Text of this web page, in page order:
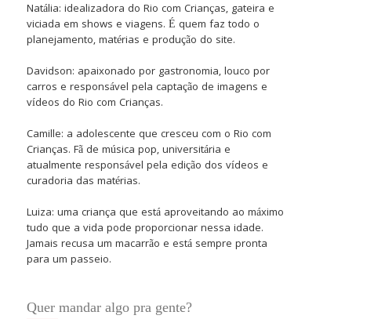
Natália: idealizadora do Rio com Crianças, gateira e
viciada em shows e viagens. É quem faz todo o
planejamento, matérias e produção do site.
Davidson: apaixonado por gastronomia, louco por
carros e responsável pela captação de imagens e
vídeos do Rio com Crianças.
Camille: a adolescente que cresceu com o Rio com
Crianças. Fã de música pop, universitária e
atualmente responsável pela edição dos vídeos e
curadoria das matérias.
Luiza: uma criança que está aproveitando ao máximo
tudo que a vida pode proporcionar nessa idade.
Jamais recusa um macarrão e está sempre pronta
para um passeio.
Quer mandar algo pra gente?